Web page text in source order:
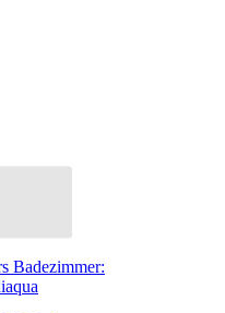
Badezimmer: